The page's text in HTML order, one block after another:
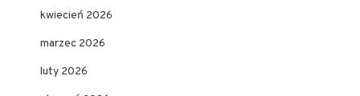
kwiecień 2026
marzec 2026
luty 2026